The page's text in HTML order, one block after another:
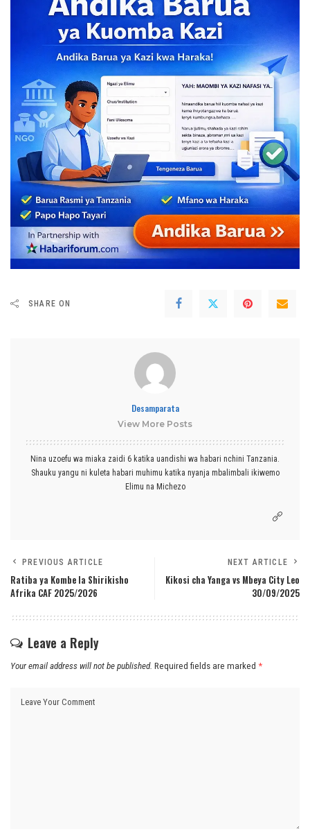
SHARE ON
Desamparata
View More Posts
Nina uzoefu wa miaka zaidi 6 katika uandishi wa habari nchini Tanzania.
Shauku yangu ni kuleta habari muhimu katika nyanja mbalimbali ikiwemo
Elimu na Michezo
PREVIOUS ARTICLE
Ratiba ya Kombe la Shirikisho
Afrika CAF 2025/2026
NEXT ARTICLE
Kikosi cha Yanga vs Mbeya City Leo
30/09/2025
Leave a Reply
Your email address will not be published. Required fields are marked *